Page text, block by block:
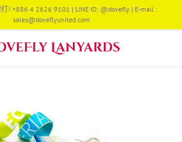
! +886 4 2626 9101 | LINE ID: @dovefly | E-mail :
sales@doveflyunited.com